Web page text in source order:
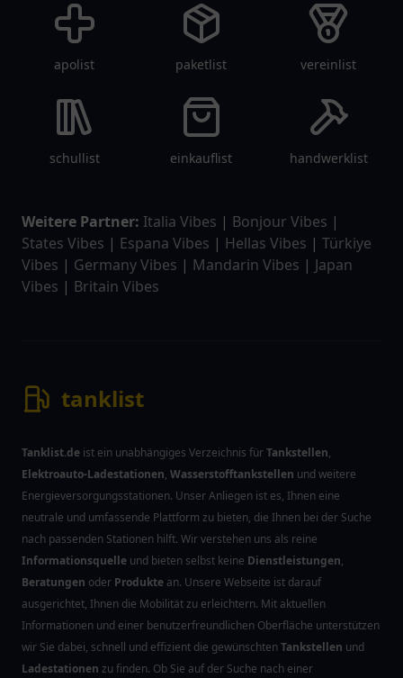
apolist paketlist vereinlist
schullist einkauflist handwerklist
Weitere Partner: Italia Vibes | Bonjour Vibes |
States Vibes | Espana Vibes | Hellas Vibes | Türkiye
Vibes | Germany Vibes | Mandarin Vibes | Japan
Vibes | Britain Vibes
tanklist
Tanklist.de ist ein unabhängiges Verzeichnis fürTankstellen,
Elektroauto-Ladestationen, Wasserstofftankstellen und weitere
Energieversorgungsstationen. Unser Anliegen ist es, Ihnen eine
neutrale und umfassende Plattform zu bieten, die Ihnen bei der Suche
nach passenden Stationen hilft. Wir verstehen uns als reine
Informationsquelle und bieten selbst keine Dienstleistungen,
Beratungen oder Produkte an. Unsere Webseite ist darauf
ausgerichtet, Ihnen die Mobilität zu erleichtern. Mit aktuellen
Informationen und einer benutzerfreundlichen Oberfläche unterstützen
wir Sie dabei, schnell und effizient die gewünschtenTankstellen und
Ladestationen zu finden. Ob Sie auf der Suche nach einer